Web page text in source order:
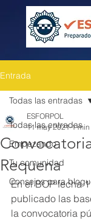
Entrada
Todas las entradas
Empezando
Tu comunidad
Consejos para
Todas las entradas
Requena
ESFORPOL
11 may 2021 1
En el BOP fecha
publicado las
la convocatoria